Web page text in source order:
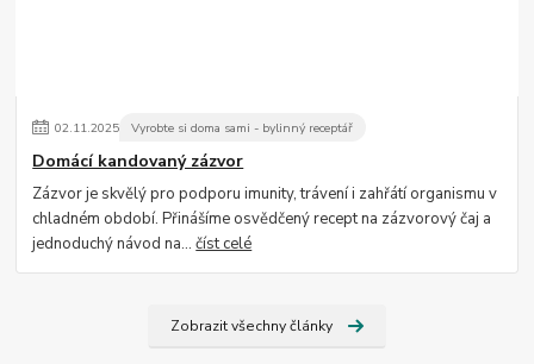
02.11.2025 Vyrobte si doma sami - bylinný receptář
Domácí kandovaný zázvor
Zázvor je skvělý pro podporu imunity, trávení i zahřátí organismu v
chladném období. Přinášíme osvědčený recept na zázvorový čaj a
jednoduchý návod na...číst celé
Zobrazit všechny články